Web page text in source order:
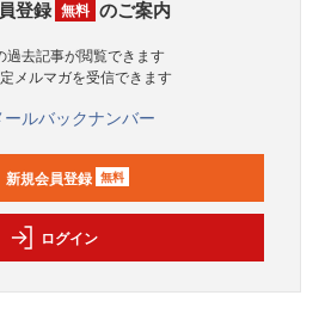
登録 無料 のご案内
過去記事が閲覧できます
定メルマガを受信できます
ールバックナンバー
新規会員登録 無料
ログイン